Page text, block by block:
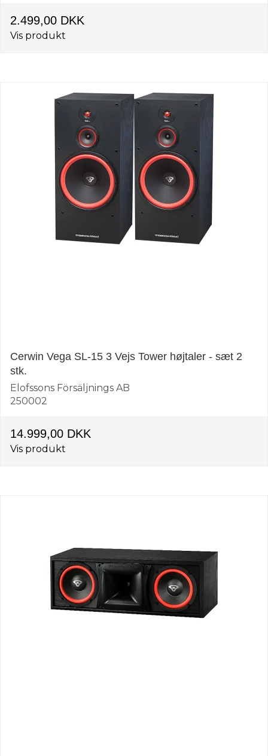
2.499,00 DKK
Vis produkt
Cerwin Vega SL-15 3 Vejs Tower højtaler - sæt 2
stk.
Elofssons Försäljnings AB
250002
14.999,00 DKK
Vis produkt